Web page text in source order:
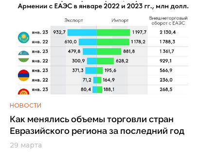
НОВОСТИ
Как менялись объемы торговли стран
Евразийского региона за последний год
29 марта